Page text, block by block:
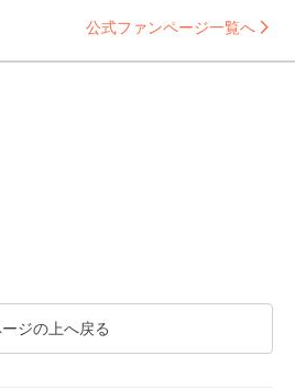
公式ファンページ一覧へ
ジの上へ戻る